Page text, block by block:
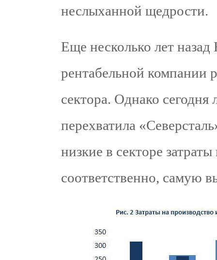
неслыханной щедрости.
Еще несколько лет
рентабельной компании
сектора. Однако сегодня
перехватила
низкие в секторе
соответственно, самую